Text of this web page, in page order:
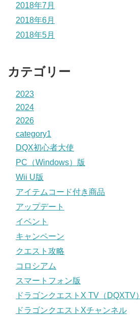
2018年7月
2018年6月
2018年5月
カテゴリー
2023
2024
2026
category1
DQX初心者大使
PC（Windows）版
Wii U版
アイテムコード付き商品
アップデート
イベント
キャンペーン
クエスト攻略
コロシアム
スマートフォン版
ドラゴンクエストX TV（DQXTV）
ドラゴンクエストXチャンネル